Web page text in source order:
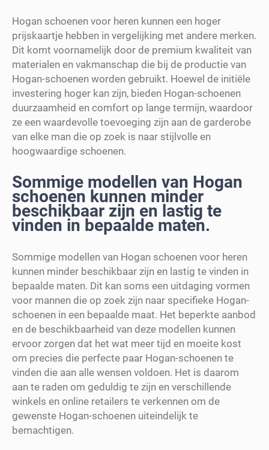
Hogan schoenen voor heren kunnen een hoger
prijskaartje hebben in vergelijking met andere merken.
Dit komt voornamelijk door de premium kwaliteit van
materialen en vakmanschap die bij de productie van
Hogan-schoenen worden gebruikt. Hoewel de initiële
investering hoger kan zijn, bieden Hogan-schoenen
duurzaamheid en comfort op lange termijn, waardoor
ze een waardevolle toevoeging zijn aan de garderobe
van elke man die op zoek is naar stijlvolle en
hoogwaardige schoenen.
Sommige modellen van Hogan
schoenen kunnen minder
beschikbaar zijn en lastig te
vinden in bepaalde maten.
Sommige modellen van Hogan schoenen voor heren
kunnen minder beschikbaar zijn en lastig te vinden in
bepaalde maten. Dit kan soms een uitdaging vormen
voor mannen die op zoek zijn naar specifieke Hogan-
schoenen in een bepaalde maat. Het beperkte aanbod
en de beschikbaarheid van deze modellen kunnen
ervoor zorgen dat het wat meer tijd en moeite kost
om precies die perfecte paar Hogan-schoenen te
vinden die aan alle wensen voldoen. Het is daarom
aan te raden om geduldig te zijn en verschillende
winkels en online retailers te verkennen om de
gewenste Hogan-schoenen uiteindelijk te
bemachtigen.